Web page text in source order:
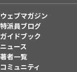
ウェブマガジン
特派員ブログ
ガイドブック
ニュース
著者一覧
コミュニティ